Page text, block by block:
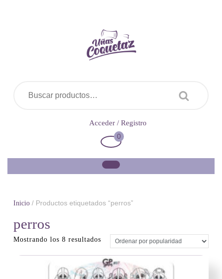
Acceder / Registro
Carrito
0
Inicio / Productos etiquetados “perros”
perros
Mostrando los 8 resultados Ordenado
por
popularidad